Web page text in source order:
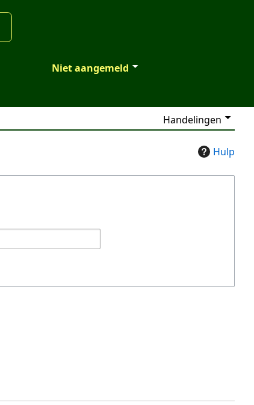
Niet aangemeld
Handelingen
Hulp